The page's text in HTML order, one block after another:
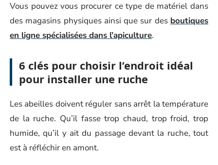
Vous pouvez vous procurer ce type de matériel dans
des magasins physiques ainsi que sur des boutiques
en ligne spécialisées dans l’apiculture.
6 clés pour choisir l’endroit idéal
pour installer une ruche
Les abeilles doivent réguler sans arrêt la température
de la ruche. Qu’il fasse trop chaud, trop froid, trop
humide, qu’il y ait du passage devant la ruche, tout
est à réfléchir en amont.